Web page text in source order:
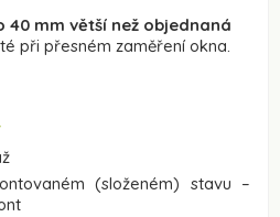
mm větší než objednaná
při přesném zaměření okna.
(složeném) stavu –